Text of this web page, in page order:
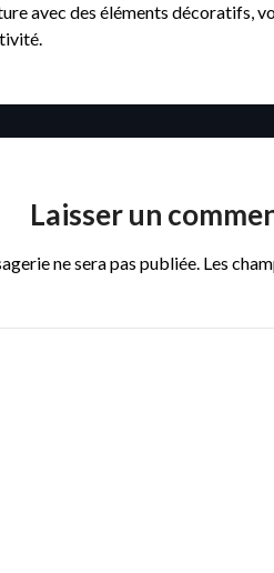
avec des éléments décoratifs,
Laisser un
ne sera pas publiée. Les